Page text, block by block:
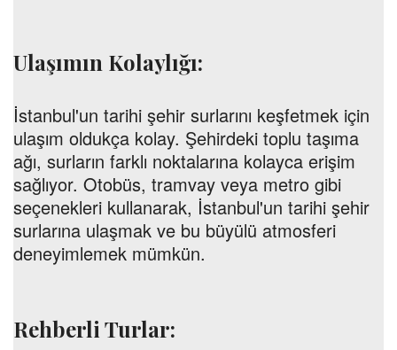
Ulaşımın Kolaylığı:
İstanbul'un tarihi şehir surlarını keşfetmek için
ulaşım oldukça kolay. Şehirdeki toplu taşıma
ağı, surların farklı noktalarına kolayca erişim
sağlıyor. Otobüs, tramvay veya metro gibi
seçenekleri kullanarak, İstanbul'un tarihi şehir
surlarına ulaşmak ve bu büyülü atmosferi
deneyimlemek mümkün.
Rehberli Turlar: